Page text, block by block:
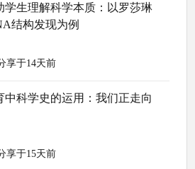
学生理解科学本质：以罗莎琳
结构发现为例
享于14天前
中科学史的运用：我们正走向
享于15天前